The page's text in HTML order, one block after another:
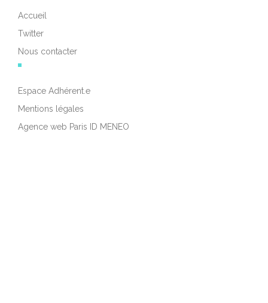
Accueil
Twitter
Nous contacter
Espace Adhérent.e
Mentions légales
Agence web Paris ID MENEO